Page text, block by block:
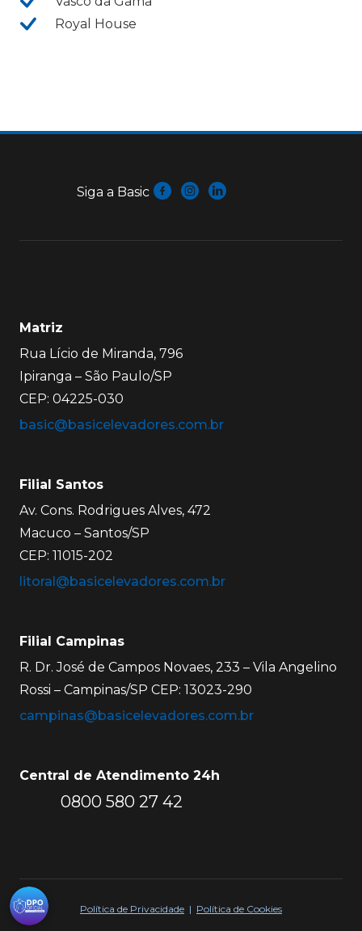
Royal House
Siga a Basic
Matriz
Rua Lício de Miranda, 796
Ipiranga – São Paulo/SP
CEP: 04225-030
basic@basicelevadores.com.br
Filial Santos
Av. Cons. Rodrigues Alves, 472
Macuco – Santos/SP
CEP: 11015-202
litoral@basicelevadores.com.br
Filial Campinas
R. Dr. José de Campos Novaes, 233 – Vila Angelino
Rossi – Campinas/SP CEP: 13023-290
campinas@basicelevadores.com.br
Central de Atendimento 24h
0800 580 27 42
Política de Privacidade | Política de Cookies